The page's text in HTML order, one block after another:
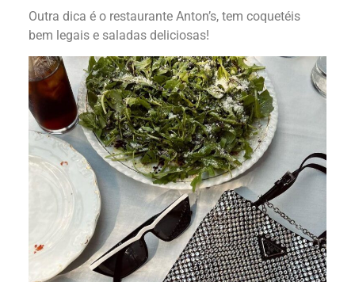
Outra dica é o restaurante Anton’s, tem coquetéis
bem legais e saladas deliciosas!